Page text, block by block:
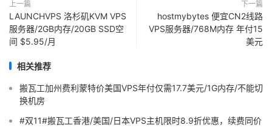
上一篇
LAUNCHVPS 洛杉矶KVM VPS
服务器/2GB内存/20GB SSD空
间 $5.95/月
下一篇
hostmybytes 便宜CN2线路
VPS服务器/768M内存 年付15
美元
相关推荐
搬瓦工加州费利蒙特价美国VPS年付仅需17.7美元/1G内存/不能切
换机房
#双11#搬瓦工香港/美国/日本VPS主机限时8.9折优惠，续费同价